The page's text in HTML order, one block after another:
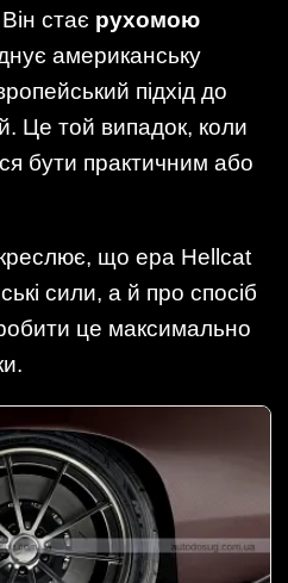
стає рухомою
американську
підхід до
Це той випадок, коли
бути практичним або
що ера Hellcat
сили, а й про спосіб
це максимально